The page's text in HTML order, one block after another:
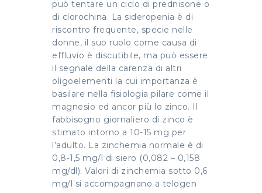
può tentare un ciclo di prednisone o
di clorochina. La sideropenia è di
riscontro frequente, specie nelle
donne, il suo ruolo come causa di
effluvio è discutibile, ma può essere
il segnale della carenza di altri
oligoelementi la cui importanza è
basilare nella fisiologia pilare come il
magnesio ed ancor più lo zinco. Il
fabbisogno giornaliero di zinco è
stimato intorno a 10-15 mg per
l’adulto. La zinchemia normale è di
0,8-1,5 mg/l di siero (0,082 – 0,158
mg/dl). Valori di zinchemia sotto 0,6
mg/l si accompagnano a telogen